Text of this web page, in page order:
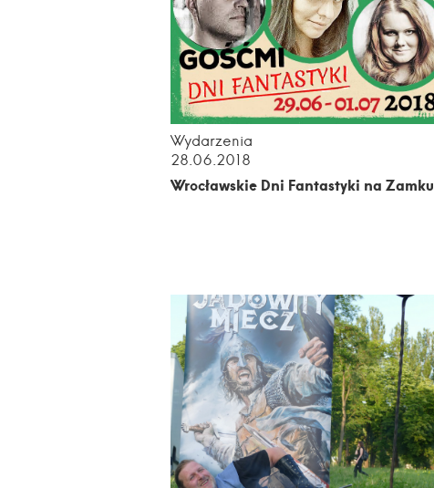
Wydarzenia
28.06.2018
Wrocławskie Dni Fantastyki na Zamku